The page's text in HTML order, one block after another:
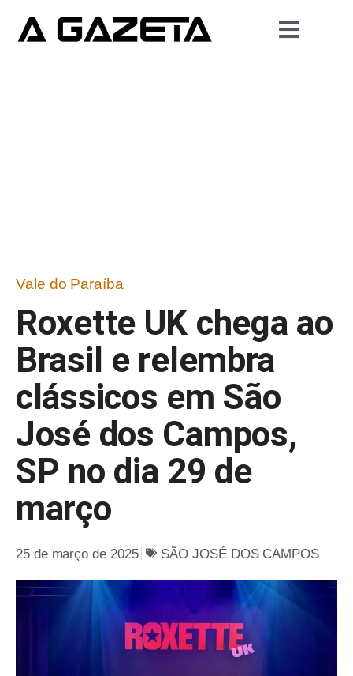
Vale do Paraíba
Roxette UK chega ao
Brasil e relembra
clássicos em São
José dos Campos,
SP no dia 29 de
março
25 de março de 2025 SÃO JOSÉ DOS CAMPOS